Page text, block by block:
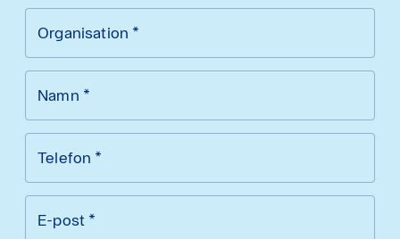
Organisation *
Namn *
Telefon *
E-post *